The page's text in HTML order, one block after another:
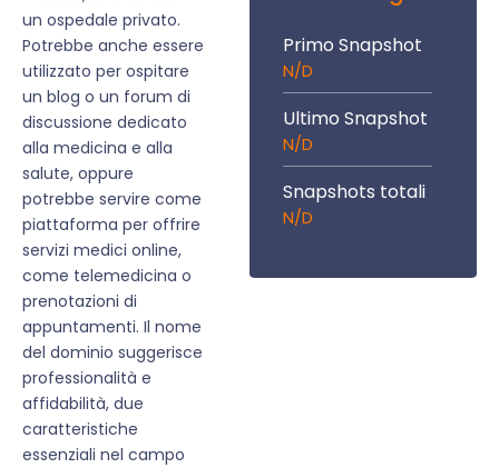
un ospedale privato.
Potrebbe anche essere
utilizzato per ospitare
un blog o un forum di
discussione dedicato
alla medicina e alla
salute, oppure
potrebbe servire come
piattaforma per offrire
servizi medici online,
come telemedicina o
prenotazioni di
appuntamenti. Il nome
del dominio suggerisce
professionalità e
affidabilità, due
caratteristiche
essenziali nel campo
Primo Snapshot
N/D
Ultimo Snapshot
N/D
Snapshots totali
N/D